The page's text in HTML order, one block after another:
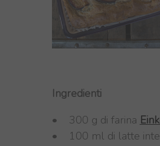
Ingredienti
• 300 g di farina
• 100 ml di latte